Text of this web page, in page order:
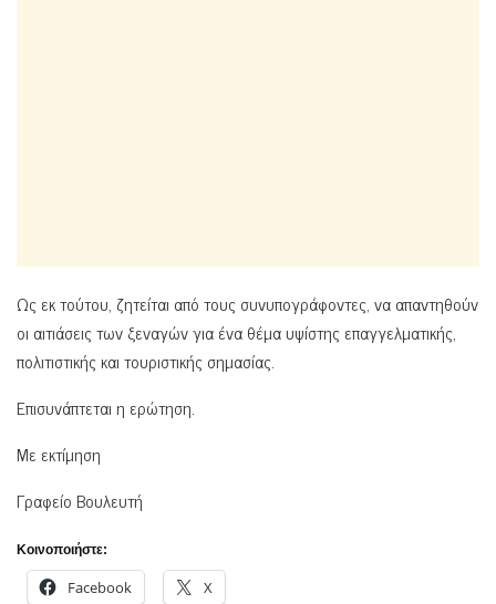
Ως εκ τούτου, ζητείται από τους συνυπογράφοντες, να απαντηθούν
οι αιτιάσεις των ξεναγών για ένα θέμα υψίστης επαγγελματικής,
πολιτιστικής και τουριστικής σημασίας.
Επισυνάπτεται η ερώτηση.
Με εκτίμηση
Γραφείο Βουλευτή
Κοινοποιήστε:
Facebook X